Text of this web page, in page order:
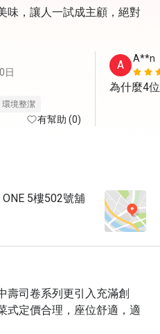
味，讓人一試成主顧，絕對
日
環境整潔
有幫助 (0)
A A**n
為什麼4
5樓502號舖
壽司卷系列更引入充滿創
式定價合理，座位舒適，適